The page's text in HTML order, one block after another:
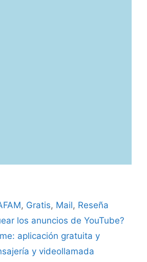
, Gratis, Mail, Reseña
los anuncios de YouTube?
aplicación gratuita y
y videollamada